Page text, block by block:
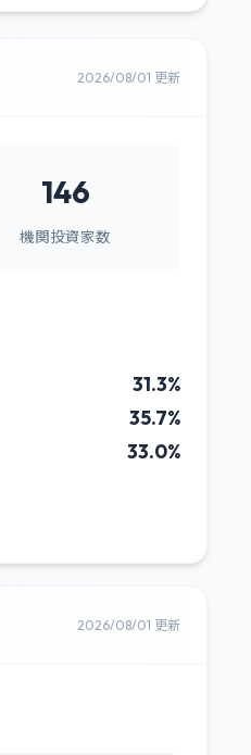
2026/08/01 更新
146
機関投資家数
31.3%
35.7%
33.0%
2026/08/01 更新